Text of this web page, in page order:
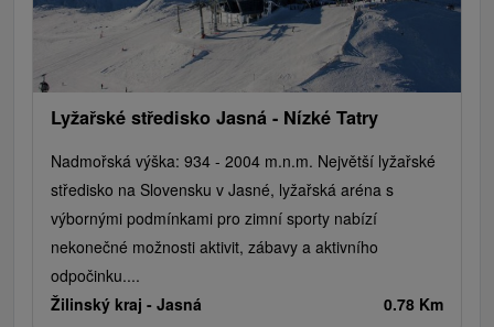
Lyžařské středisko Jasná - Nízké Tatry
Nadmořská výška: 934 - 2004 m.n.m. Největší lyžařské
středisko na Slovensku v Jasné, lyžařská aréna s
výbornými podmínkami pro zimní sporty nabízí
nekonečné možnosti aktivit, zábavy a aktivního
odpočinku....
Žilinský kraj - Jasná 0.78 Km